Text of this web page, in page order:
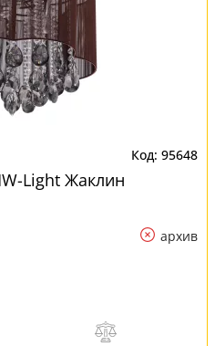
95648
Light Жаклин
архив